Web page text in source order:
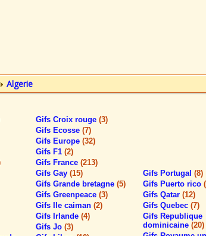
Algerie
Gifs Croix rouge (3)
Gifs Ecosse (7)
Gifs Europe (32)
Gifs F1 (2)
Gifs France (213)
Gifs Gay (15)
Gifs Grande bretagne (5)
Gifs Greenpeace (3)
Gifs Ile caiman (2)
Gifs Irlande (4)
Gifs Jo (3)
Gifs Portugal (8)
Gifs Puerto rico
Gifs Qatar (12)
Gifs Quebec (7)
Gifs Republique
dominicaine (20)